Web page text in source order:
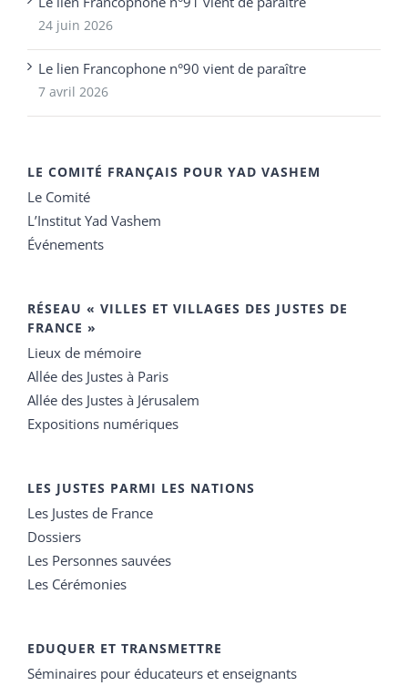
24 juin 2026
Le lien Francophone n°90 vient de paraître
7 avril 2026
LE COMITÉ FRANÇAIS POUR YAD VASHEM
Le Comité
L’Institut Yad Vashem
Événements
RÉSEAU « VILLES ET VILLAGES DES JUSTES DE
FRANCE »
Lieux de mémoire
Allée des Justes à Paris
Allée des Justes à Jérusalem
Expositions numériques
LES JUSTES PARMI LES NATIONS
Les Justes de France
Dossiers
Les Personnes sauvées
Les Cérémonies
EDUQUER ET TRANSMETTRE
Séminaires pour éducateurs et enseignants